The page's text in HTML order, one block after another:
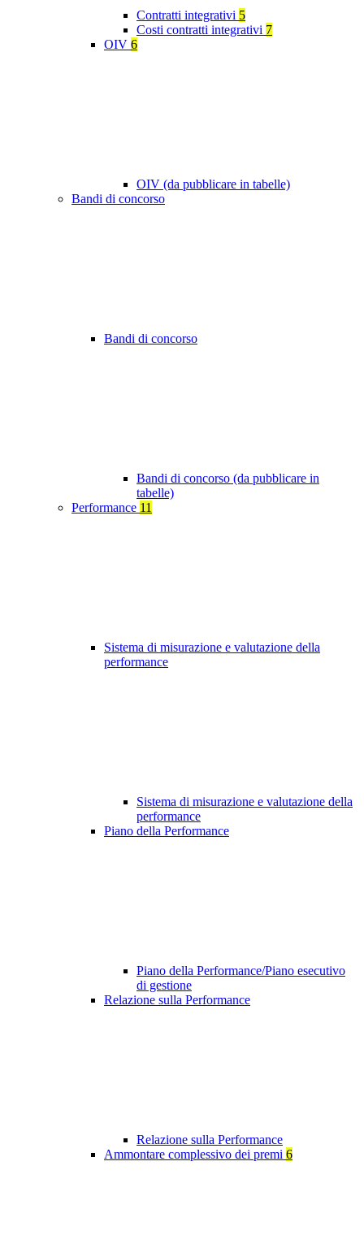
Contratti integrativi 5
Costi contratti integrativi 7
OIV 6
OIV (da pubblicare in tabelle)
Bandi di concorso
Bandi di concorso
Bandi di concorso (da pubblicare in
tabelle)
Performance 11
Sistema di misurazione e valutazione della
performance
Sistema di misurazione e valutazione della
performance
Piano della Performance
Piano della Performance/Piano esecutivo
di gestione
Relazione sulla Performance
Relazione sulla Performance
Ammontare complessivo dei premi 6